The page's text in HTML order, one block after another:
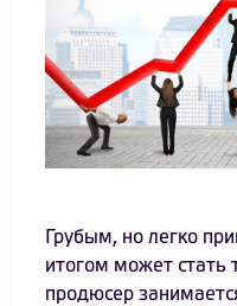
Грубым, но легко
итогом может стать
продюсер